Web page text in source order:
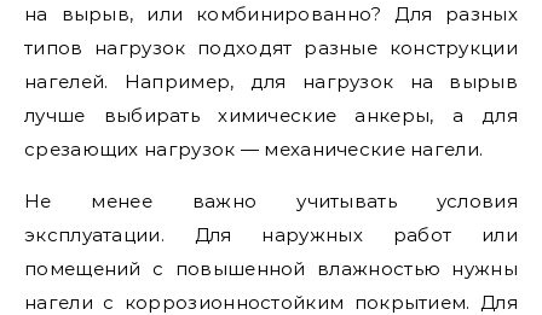
на вырыв, или комбинированно? Для разных
типов нагрузок подходят разные конструкции
нагелей. Например, для нагрузок на вырыв
лучше выбирать химические анкеры, а для
срезающих нагрузок — механические нагели.
Не менее важно учитывать условия
эксплуатации. Для наружных работ или
помещений с повышенной влажностью нужны
нагели с коррозионностойким покрытием. Для